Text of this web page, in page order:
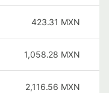
423.31 MXN
1,058.28 MXN
2,116.56 MXN